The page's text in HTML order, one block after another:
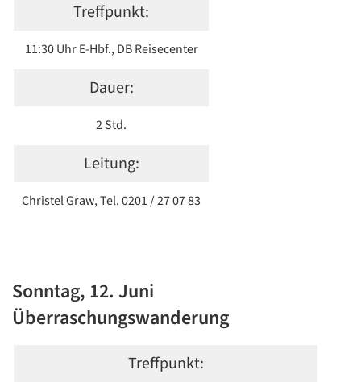
Treffpunkt:
11:30 Uhr E-Hbf., DB Reisecenter
Dauer:
2 Std.
Leitung:
Christel Graw, Tel. 0201 / 27 07 83
Sonntag, 12. Juni
Überraschungswanderung
Treffpunkt: